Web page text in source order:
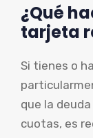
¿Qué
tarjeta
Si tienes o
que la
cuotas, es